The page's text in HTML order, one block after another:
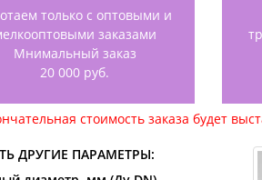
только с оптовыми и
заказами
Мнимальный заказ
20 000 руб.
стоимость заказа будет
ДРУГИЕ ПАРАМЕТРЫ: